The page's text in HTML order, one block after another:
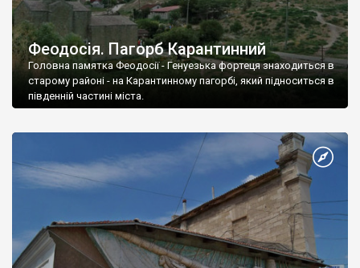
Феодосія. Пагорб Карантинний
Головна памятка Феодосії - Генуезька фортеця знаходиться в
старому районі - на Карантинному пагорбі, який підноситься в
південній частині міста.